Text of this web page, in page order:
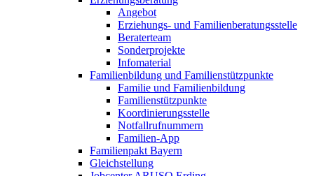
Angebot
Erziehungs- und Familienberatungsstelle
Beraterteam
Sonderprojekte
Infomaterial
Familienbildung und Familienstützpunkte
Familie und Familienbildung
Familienstützpunkte
Koordinierungsstelle
Notfallrufnummern
Familien-App
Familienpakt Bayern
Gleichstellung